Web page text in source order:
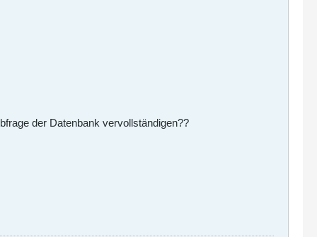
der Datenbank vervollständigen??